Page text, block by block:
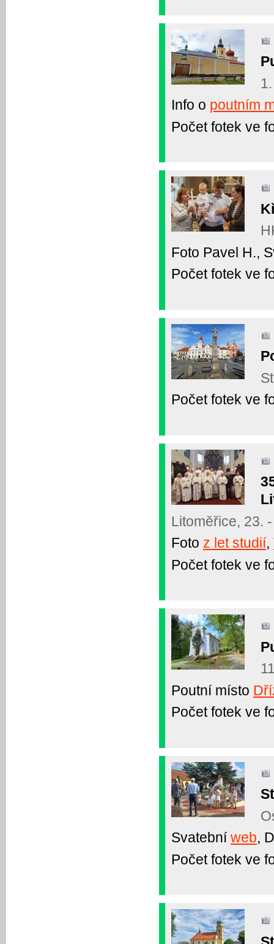
Info o poutním
Počet fotek ve
Foto Pavel H.,
Počet fotek ve
Počet fotek ve
Litoměřice, 23.
Foto z let studií,
Počet fotek ve
Poutní místo
Počet fotek ve
Svatebníweb,
Počet fotek ve